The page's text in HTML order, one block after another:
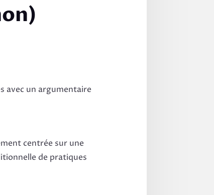
avec un argumentaire
centrée sur une
de pratiques